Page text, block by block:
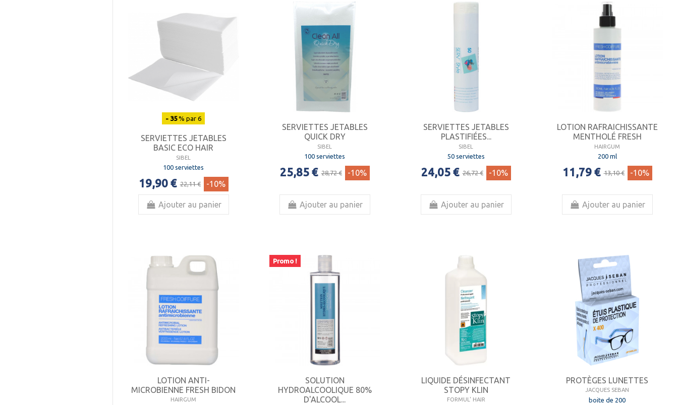
- 35% par 6
SERVIETTES JETABLES
BASIC ECO HAIR
SIBEL
100 serviettes
19,90 € 22,11 € -10%
Ajouter au panier
SERVIETTES JETABLES
QUICK DRY
SIBEL
100 serviettes
25,85 € 28,72 € -10%
Ajouter au panier
SERVIETTES JETABLES
PLASTIFIÉES...
SIBEL
50 serviettes
24,05 € 26,72 € -10%
Ajouter au panier
LOTION RAFRAICHISSANTE
MENTHOLÉ FRESH
HAIRGUM
200 ml
11,79 € 13,10 € -10%
Ajouter au panier
LOTION ANTI-
MICROBIENNE FRESH BIDON
HAIRGUM
Promo !
SOLUTION
HYDROALCOOLIQUE 80%
D'ALCOOL...
LIQUIDE DÉSINFECTANT
STOPY KLIN
FORMUL' HAIR
PROTÈGES LUNETTES
JACQUES SEBAN
boite de 200